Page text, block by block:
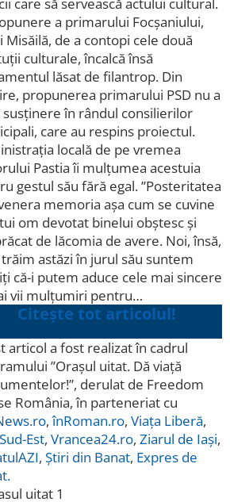
a primarului Focșaniului,
Misăilă, de a contopi cele două
culturale, încalcă însă
lăsat de filantrop. Din
propunerea primarului PSD nu a
susținere în rândul consilierilor
care au respins proiectul.
locală de pe vremea
Pastia îi mulțumea acestuia
gestul său fără egal. ”Posteritatea
memoria aşa cum se cuvine
om devotat binelui obştesc şi
de lăcomia de avere. Noi, însă,
astăzi în jurul său suntem
că-i putem aduce cele mai sincere
vii mulţumiri pentru…
Citește tot articolul!
articol a fost realizat în cadrul
”Orașul uitat. Dă viață
derulat de Freedom
România, în parteneriat cu
,înRoman.ro, Viața Liberă,
Est, Vrancea24.ro, Ziarul de Iași,
, Știri din Banat, Expres de